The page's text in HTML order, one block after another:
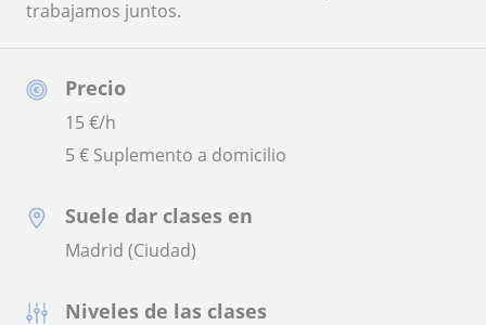
Precio
15€/h
5 € Suplemento a domicilio
Suele dar clases en
Madrid (Ciudad)
Niveles de las clases
trabajamos juntos.